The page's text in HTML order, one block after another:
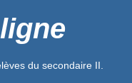
du secondaire II.